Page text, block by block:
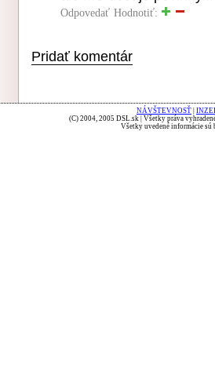
Odpovedať Hodnotiť:
Pridať komentár
NÁVŠTEVNOSŤ
(C) 2004, 2005 DSL.sk | Všetky práva
Všetky uvedené informácie sú